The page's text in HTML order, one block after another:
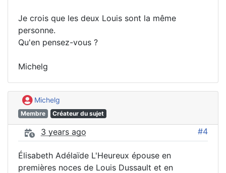
Je crois que les deux Louis sont la même
personne.
Qu'en pensez-vous ?
Michelg
Michelg
Membre Créateur du sujet
3 years ago #4
Élisabeth Adélaïde L'Heureux épouse en
premières noces de Louis Dussault et en